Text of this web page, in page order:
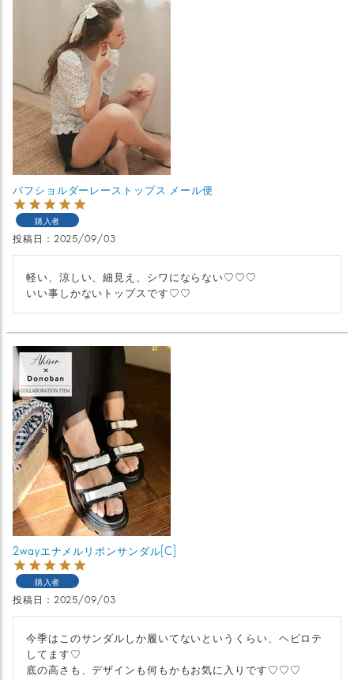
パフショルダーレーストップス メール便
購入者
投稿日 2025/09/03
軽い、涼しい、細見え、シワにならない♡♡♡
いい事しかないトップスです♡♡
2wayエナメルリボンサンダル[C]
購入者
投稿日 2025/09/03
今季はこのサンダルしか履いてないというくらい、ヘビロテ
してます♡
底の高さも、デザインも何もかもお気に入りです♡♡♡